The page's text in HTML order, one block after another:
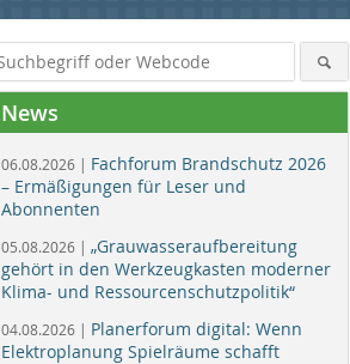
News
06.08.2026 | Fachforum Brandschutz 2026
– Ermäßigungen für Leser und
Abonnenten
05.08.2026 | „Grauwasseraufbereitung
gehört in den Werkzeugkasten moderner
Klima- und Ressourcenschutzpolitik“
04.08.2026 | Planerforum digital: Wenn
Elektroplanung Spielräume schafft